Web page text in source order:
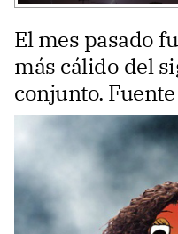
El mes pasado
más cálido del
conjunto.